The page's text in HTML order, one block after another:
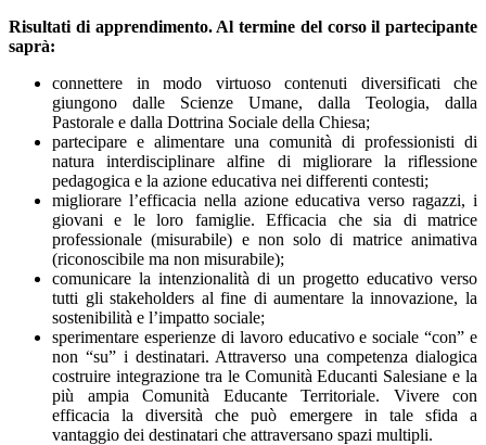
Risultati di apprendimento. Al termine del corso il partecipante
saprà:
connettere in modo virtuoso contenuti diversificati che
giungono dalle Scienze Umane, dalla Teologia, dalla
Pastorale e dalla Dottrina Sociale della Chiesa;
partecipare e alimentare una comunità di professionisti di
natura interdisciplinare alfine di migliorare la riflessione
pedagogica e la azione educativa nei differenti contesti;
migliorare l’efficacia nella azione educativa verso ragazzi, i
giovani e le loro famiglie. Efficacia che sia di matrice
professionale (misurabile) e non solo di matrice animativa
(riconoscibile ma non misurabile);
comunicare la intenzionalità di un progetto educativo verso
tutti gli stakeholders al fine di aumentare la innovazione, la
sostenibilità e l’impatto sociale;
sperimentare esperienze di lavoro educativo e sociale “con” e
non “su” i destinatari. Attraverso una competenza dialogica
costruire integrazione tra le Comunità Educanti Salesiane e la
più ampia Comunità Educante Territoriale. Vivere con
efficacia la diversità che può emergere in tale sfida a
vantaggio dei destinatari che attraversano spazi multipli.